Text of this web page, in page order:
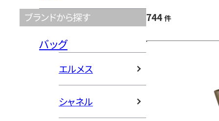
ブランドから探す
バッグ
エルメス
シャネル
744 件